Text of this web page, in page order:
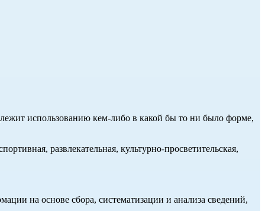
использованию кем-либо в какой бы то ни было форме,
развлекательная, культурно-просветительская,
на основе сбора, систематизации и анализа сведений,